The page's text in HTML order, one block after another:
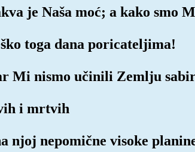
je Naša moć; a kako smo
toga dana poricateljima!
Mi nismo učinili Zemlju
i mrtvih
njoj nepomične visoke